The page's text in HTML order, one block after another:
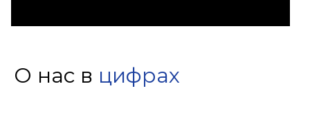
О нас в цифрах